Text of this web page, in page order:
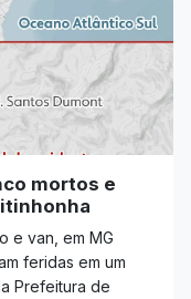
mortos e
e van, em MG
feridas em um
Prefeitura de